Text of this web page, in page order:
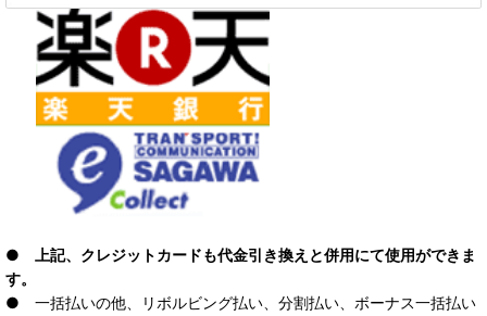
● 上記、クレジットカードも代金引き換えと併用にて使用ができま
す。
● 一括払いの他、リボルビング払い、分割払い、ボーナス一括払い